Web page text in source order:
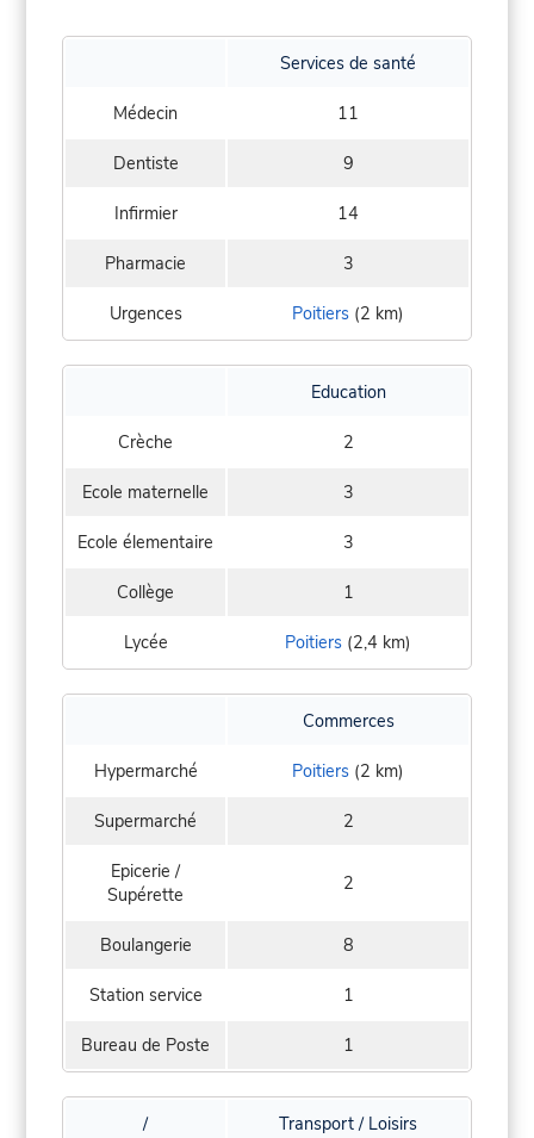
Services de santé
Médecin 11
Dentiste 9
Infirmier 14
Pharmacie 3
Urgences Poitiers (2 km)
Education
Crèche 2
Ecole maternelle 3
Ecole élementaire 3
Collège 1
Lycée Poitiers (2,4 km)
Commerces
Hypermarché Poitiers (2 km)
Supermarché 2
Epicerie /
Supérette
2
Boulangerie 8
Station service 1
Bureau de Poste 1
/ Transport / Loisirs